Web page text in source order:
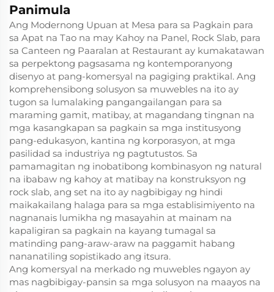
Panimula
Ang Modernong Upuan at Mesa para sa Pagkain para
sa Apat na Tao na may Kahoy na Panel, Rock Slab, para
sa Canteen ng Paaralan at Restaurant ay kumakatawan
sa perpektong pagsasama ng kontemporanyong
disenyo at pang-komersyal na pagiging praktikal. Ang
komprehensibong solusyon sa muwebles na ito ay
tugon sa lumalaking pangangailangan para sa
maraming gamit, matibay, at magandang tingnan na
mga kasangkapan sa pagkain sa mga institusyong
pang-edukasyon, kantina ng korporasyon, at mga
pasilidad sa industriya ng pagtutustos. Sa
pamamagitan ng inobatibong kombinasyon ng natural
na ibabaw ng kahoy at matibay na konstruksyon ng
rock slab, ang set na ito ay nagbibigay ng hindi
maikakailang halaga para sa mga establisimiyento na
nagnanais lumikha ng masayahin at mainam na
kapaligiran sa pagkain na kayang tumagal sa
matinding pang-araw-araw na paggamit habang
nananatiling sopistikado ang itsura.
Ang komersyal na merkado ng muwebles ngayon ay
mas nagbibigay-pansin sa mga solusyon na maayos na